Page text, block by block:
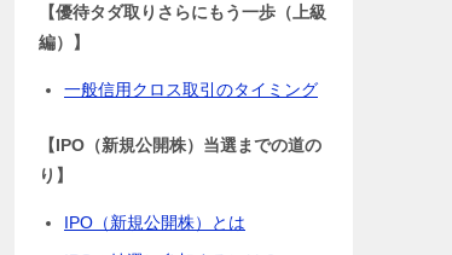
【優待タダ取りさらにもう一歩（上級
編）】
一般信用クロス取引のタイミング
【IPO（新規公開株）当選までの道の
り】
IPO（新規公開株）とは